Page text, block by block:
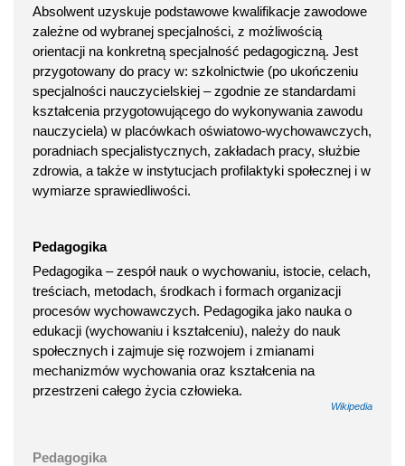
Absolwent uzyskuje podstawowe kwalifikacje zawodowe
zależne od wybranej specjalności, z możliwością
orientacji na konkretną specjalność pedagogiczną. Jest
przygotowany do pracy w: szkolnictwie (po ukończeniu
specjalności nauczycielskiej – zgodnie ze standardami
kształcenia przygotowującego do wykonywania zawodu
nauczyciela) w placówkach oświatowo-wychowawczych,
poradniach specjalistycznych, zakładach pracy, służbie
zdrowia, a także w instytucjach profilaktyki społecznej i w
wymiarze sprawiedliwości.
Pedagogika
Pedagogika – zespół nauk o wychowaniu, istocie, celach,
treściach, metodach, środkach i formach organizacji
procesów wychowawczych. Pedagogika jako nauka o
edukacji (wychowaniu i kształceniu), należy do nauk
społecznych i zajmuje się rozwojem i zmianami
mechanizmów wychowania oraz kształcenia na
przestrzeni całego życia człowieka.
Wikipedia
Pedagogika